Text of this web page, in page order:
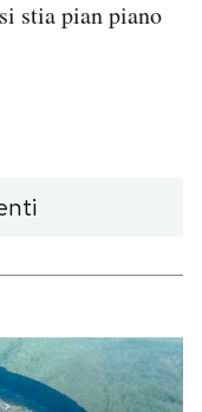
stia pian piano